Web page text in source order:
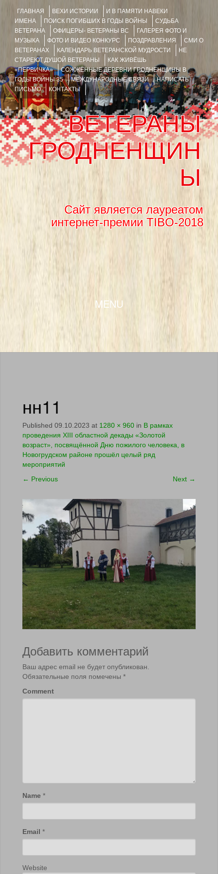
ГЛАВНАЯ ВЕХИ ИСТОРИИ
И В ПАМЯТИ НАВЕКИ
ИМЕНА
ПОИСК ПОГИБШИХ В ГОДЫ ВОЙНЫ
СУДЬБА
ВЕТЕРАНА
ОФИЦЕРЫ- ВЕТЕРАНЫ ВС
ГАЛЕРЕЯ ФОТО И
МУЗЫКА
ФОТО И ВИДЕО КОНКУРС ПОЗДРАВЛЕНИЯ
СМИ О
ВЕТЕРАНАХ
КАЛЕНДАРЬ ВЕТЕРАНСКОЙ МУДРОСТИ
НЕ
СТАРЕЮТ ДУШОЙ ВЕТЕРАНЫ
КАК ЖИВЁШЬ
«ПЕРВИЧКА»
СОЖЖЁННЫЕ ДЕРЕВНИ ГРОДНЕНЩИНЫ В
ГОДЫ ВОЙНЫ 35
МЕЖДУНАРОДНЫЕ СВЯЗИ
НАПИСАТЬ
ПИСЬМО
КОНТАКТЫ
ВЕТЕРАНЫ
ГРОДНЕНЩИН
Ы
Сайт является лауреатом
интернет-премии TIBO-2018
MENU
SKIP TO CONTENT
нн11
Published 09.10.2023 at 1280 × 960 in В рамках
проведения XIII областной декады «Золотой
возраст», посвящённой Дню пожилого человека, в
Новогрудском районе прошёл целый ряд
мероприятий
← Previous Next →
Добавить комментарий
Ваш адрес email не будет опубликован.
Обязательные поля помечены *
Comment
Name *
Email *
Website